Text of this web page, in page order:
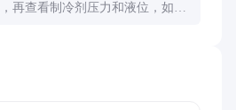
再查看制冷剂压力和液位，如无